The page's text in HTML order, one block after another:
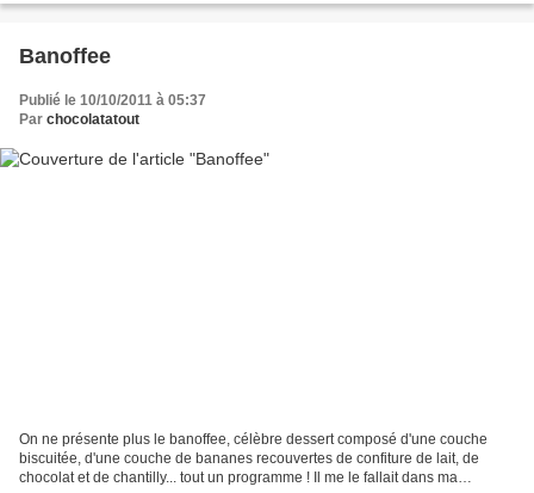
Banoffee
Publié le 10/10/2011 à 05:37
Par chocolatatout
On ne présente plus le banoffee, célèbre dessert composé d'une couche
biscuitée, d'une couche de bananes recouvertes de confiture de lait, de
chocolat et de chantilly... tout un programme ! Il me le fallait dans ma